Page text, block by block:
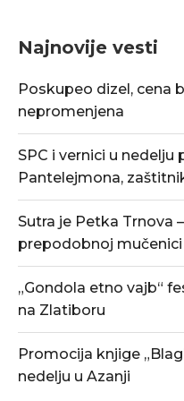
Najnovije vesti
Poskupeo dizel, cena
nepromenjena
SPC i vernici u nedelju
Pantelejmona,
Sutra je Petka Trnova
prepodobnoj mučenici
„Gondola etno vajb“
na Zlatiboru
Promocija knjige
nedelju u Azanji